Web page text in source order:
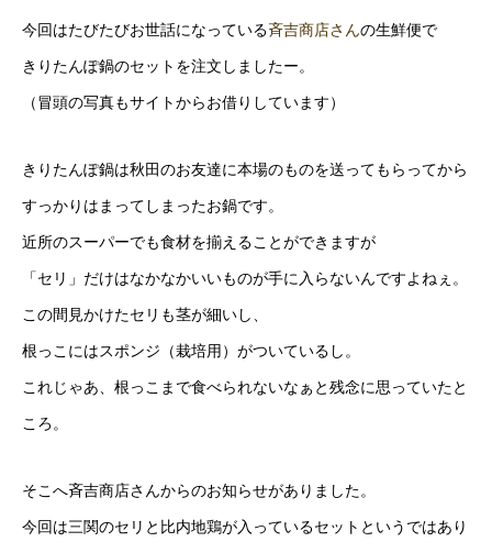
今回はたびたびお世話になっている斉吉商店さんの生鮮便で
きりたんぽ鍋のセットを注文しましたー。
（冒頭の写真もサイトからお借りしています）
きりたんぽ鍋は秋田のお友達に本場のものを送ってもらってから
すっかりはまってしまったお鍋です。
近所のスーパーでも食材を揃えることができますが
「セリ」だけはなかなかいいものが手に入らないんですよねぇ。
この間見かけたセリも茎が細いし、
根っこにはスポンジ（栽培用）がついているし。
これじゃあ、根っこまで食べられないなぁと残念に思っていたと
ころ。
そこへ斉吉商店さんからのお知らせがありました。
今回は三関のセリと比内地鶏が入っているセットというではあり